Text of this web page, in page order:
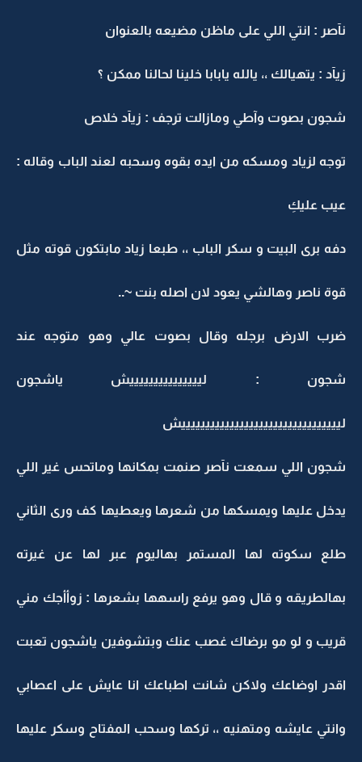
نآصر : انتي اللي على ماظن مضيعه بالعنوان
زيآد : يتهيالك ،، يالله يابابا خلينا لحالنا ممكن ؟
شجون بصوت وآطي ومازالت ترجف : زيآد خلاص
توجه لزياد ومسكه من ايده بقوه وسحبه لعند الباب وقاله :
عيب عليكِ
دفه برى البيت و سكر الباب ،، طبعا زياد مابتكون قوته مثل
قوة ناصر وهالشي يعود لان اصله بنت ~..
ضرب الارض برجله وقال بصوت عالي وهو متوجه عند
شجون : ليييييييييييييييش ياشجون
ليييييييييييييييييييييييييييييييييش
شجون اللي سمعت نآصر صنمت بمكانها وماتحس غير اللي
يدخل عليها ويمسكها من شعرها ويعطيها كف ورى الثاني
طلع سكوته لها المستمر بهاليوم عبر لها عن غيرته
بهالطريقه و قال وهو يرفع راسهها بشعرها : زوأأجك مني
قريب و لو مو برضاك غصب عنك وبتشوفين ياشجون تعبت
اقدر اوضاعك ولاكن شانت اطباعك انا عايش على اعصابي
وانتي عايشه ومتهنيه ،، تركها وسحب المفتاح وسكر عليها